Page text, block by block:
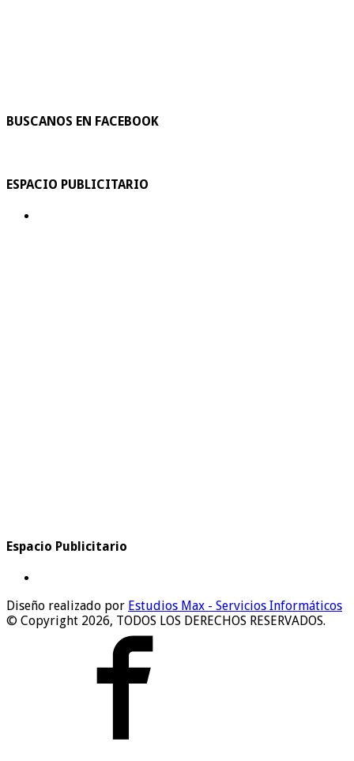
BUSCANOS EN FACEBOOK
ESPACIO PUBLICITARIO
Espacio Publicitario
Diseño realizado por Estudios Max - Servicios Informáticos
© Copyright 2026, TODOS LOS DERECHOS RESERVADOS.